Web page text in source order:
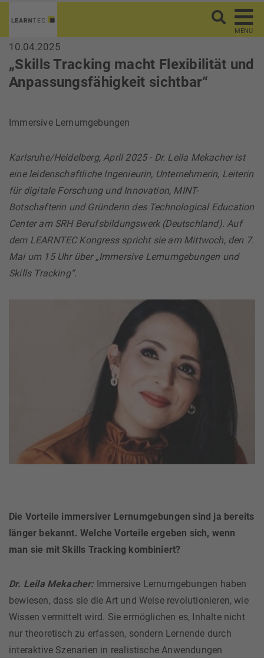
MENU
10.04.2025
„Skills Tracking macht Flexibilität und
Anpassungsfähigkeit sichtbar“
Immersive Lernumgebungen
Karlsruhe/Heidelberg, April 2025 - Dr. Leila Mekacher ist
eine leidenschaftliche Ingenieurin, Unternehmerin, Leiterin
für digitale Forschung und Innovation, MINT-
Botschafterin und Gründerin des Technological Education
Center am SRH Berufsbildungswerk (Deutschland). Auf
dem LEARNTEC Kongress spricht sie am Mittwoch, den 7.
Mai um 15 Uhr über „Immersive Lernumgebungen und
Skills Tracking“.
Die Vorteile immersiver Lernumgebungen sind ja bereits
länger bekannt. Welche Vorteile ergeben sich, wenn
man sie mit Skills Tracking kombiniert?
Dr. Leila Mekacher: Immersive Lernumgebungen haben
bewiesen, dass sie die Art und Weise revolutionieren, wie
Wissen vermittelt wird. Sie ermöglichen es, Inhalte nicht
nur theoretisch zu erfassen, sondern Lernende durch
interaktive Szenarien in realistische Anwendungen